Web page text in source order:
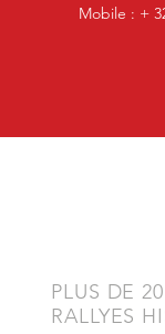
Mobile : +
PLUS DE
RALLYES